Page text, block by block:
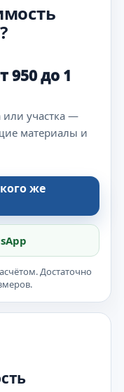
950 до 1
участка —
материалы и
же
Достаточно